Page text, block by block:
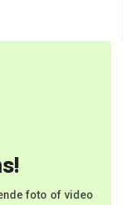
foto of video